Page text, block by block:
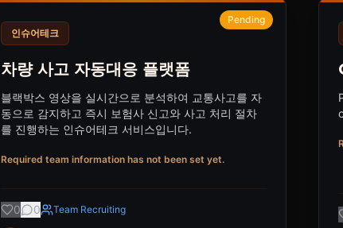
Pending
인슈어테크
차량 사고 자동대응 플랫폼
블랙박스 영상을 실시간으로 분석하여 교통사고를 자
동으로 감지하고 즉시 보험사 신고와 사고 처리 절차
를 진행하는 인슈어테크 서비스입니다.
Required team information has not been set yet.
0 0 Team Recruiting